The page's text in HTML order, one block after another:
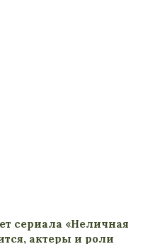
сериала «Неличная
актеры и роли